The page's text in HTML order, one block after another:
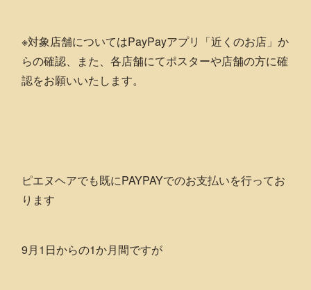
※対象店舗についてはPayPayアプリ「近くのお店」か
らの確認、また、各店舗にてポスターや店舗の方に確
認をお願いいたします。
ピエヌヘアでも既にPAYPAYでのお支払いを行ってお
ります
9月1日からの1か月間ですが